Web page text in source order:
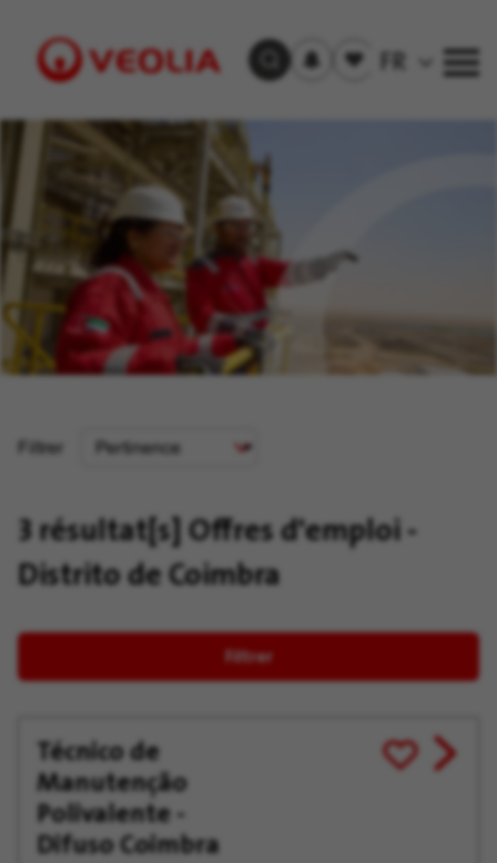
Visit
Trouver un emploi
aux
Offre(s)
sauvegardée(s)
FR
Filtrer
Critère
3 résultat[s]Offres d'emploi -
Distrito de Coimbra
Filtrer
Técnico de
Manutenção
Polivalente -
Difuso Coimbra
Enregistrer
pour
View
job